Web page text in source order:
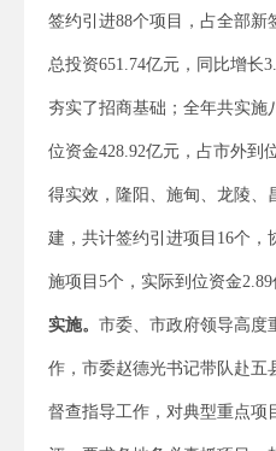
签约引进88个项目，占全部新
总投资651.74亿元，同比增长
夯实了招商基础；全年共实施
位资金428.92亿元，占市外到
得实效，隆阳、施甸、龙陵、
建，共计签约引进项目16个，
施项目5个，实际到位资金2.89
实施。 市委、市政府领导高度
作，市委赵德光书记带队赴五
督查指导工作，对典型重点项